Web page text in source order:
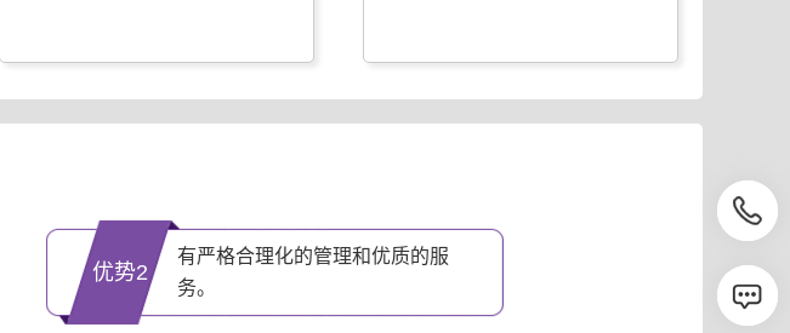
优势2
有严格合理化的管理和优质的服
务。